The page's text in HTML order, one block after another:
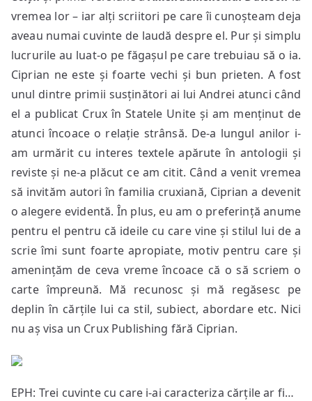
vremea lor – iar alți scriitori pe care îi cunoșteam deja
aveau numai cuvinte de laudă despre el. Pur și simplu
lucrurile au luat-o pe făgașul pe care trebuiau să o ia.
Ciprian ne este și foarte vechi și bun prieten. A fost
unul dintre primii susținători ai lui Andrei atunci când
el a publicat Crux în Statele Unite și am menținut de
atunci încoace o relație strânsă. De-a lungul anilor i-
am urmărit cu interes textele apărute în antologii și
reviste și ne-a plăcut ce am citit. Când a venit vremea
să invităm autori în familia cruxiană, Ciprian a devenit
o alegere evidentă. În plus, eu am o preferință anume
pentru el pentru că ideile cu care vine și stilul lui de a
scrie îmi sunt foarte apropiate, motiv pentru care și
amenințăm de ceva vreme încoace că o să scriem o
carte împreună. Mă recunosc și mă regăsesc pe
deplin în cărțile lui ca stil, subiect, abordare etc. Nici
nu aș visa un Crux Publishing fără Ciprian.
EPH: Trei cuvinte cu care i-ai caracteriza cărțile ar fi…